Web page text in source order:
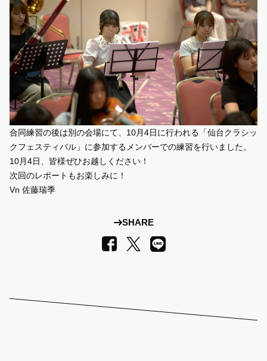
合同練習の後は別の会場にて、10月4日に行われる「仙台クラシッ
クフェスティバル」に参加するメンバーでの練習を行いました。
10月4日、皆様ぜひお越しください！
次回のレポートもお楽しみに！
Vn 佐藤瑞季
SHARE
Facebook
X LINE